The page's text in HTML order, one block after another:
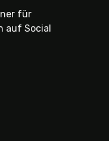
für
auf Social